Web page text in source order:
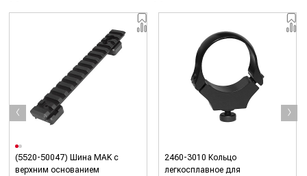
(5520-50047) Шина MAK с
верхним основанием
2460-3010 Кольцо
легкосплавное для
‹ ›